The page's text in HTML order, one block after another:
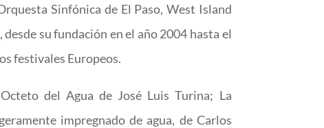
Sinfónica de El Paso, West Island
su fundación en el año 2004 hasta el
festivales Europeos.
del Agua de José Luis Turina; La
impregnado de agua, de Carlos